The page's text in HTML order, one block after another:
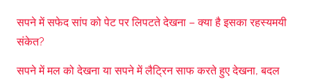
सपने में सफेद सांप को पेट पर लिपटते देखना – क्या है इसका रहस्यमयी
संकेत?
सपने में मल को देखना या सपने में लैट्रिन साफ करते हुए देखना, बदल